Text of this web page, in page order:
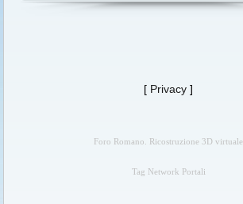
[ Privacy ]
Foro Romano. Ricostruzione 3D virtuale
Tag Network Portali